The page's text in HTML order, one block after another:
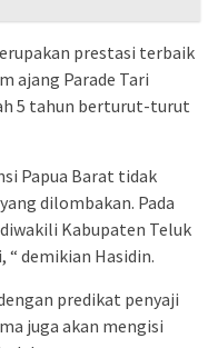
prestasi terbaik
ajang Parade Tari
5 tahun berturut-turut
Papua Barat tidak
dilombakan. Pada
Kabupaten Teluk
demikian Hasidin.
predikat penyaji
juga akan mengisi